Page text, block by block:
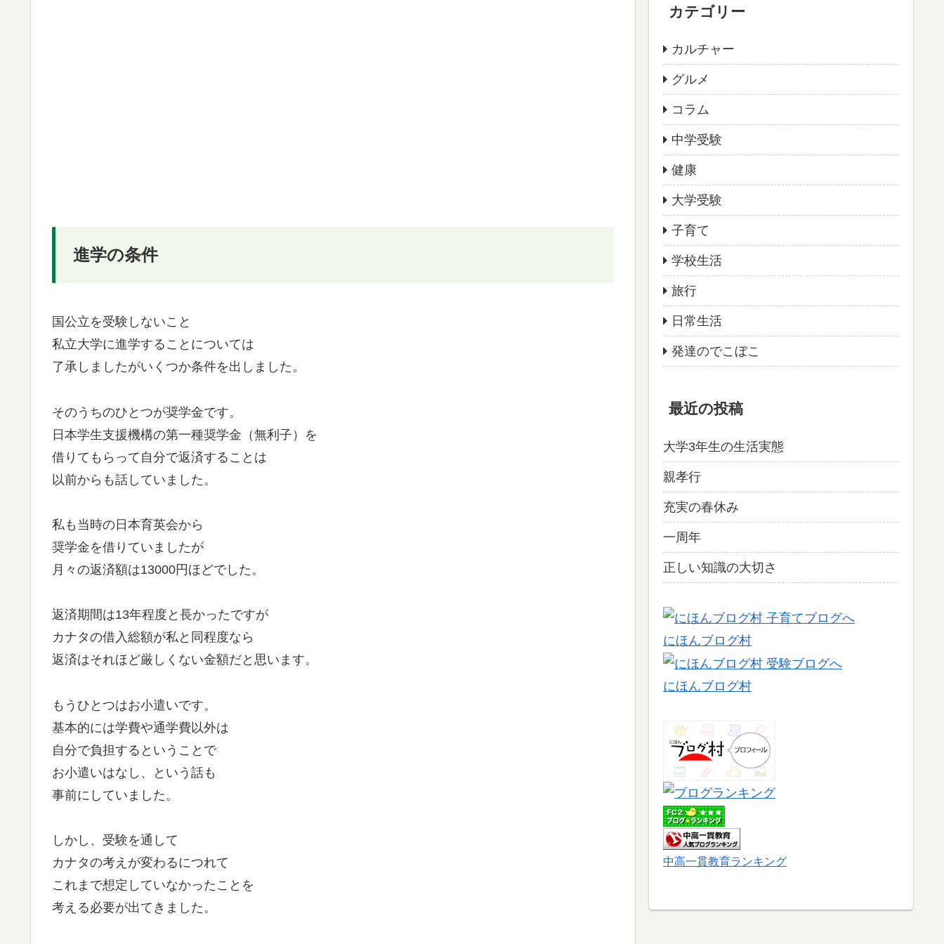
進学の条件
国公立を受験しないこと
私立大学に進学することについては
了承しましたがいくつか条件を出しました。
そのうちのひとつが奨学金です。
日本学生支援機構の第一種奨学金（無利子）を
借りてもらって自分で返済することは
以前からも話していました。
私も当時の日本育英会から
奨学金を借りていましたが
月々の返済額は13000円ほどでした。
返済期間は13年程度と長かったですが
カナタの借入総額が私と同程度なら
返済はそれほど厳しくない金額だと思います。
もうひとつはお小遣いです。
基本的には学費や通学費以外は
自分で負担するということで
お小遣いはなし、という話も
事前にしていました。
しかし、受験を通して
カナタの考えが変わるにつれて
これまで想定していなかったことを
考える必要が出てきました。
カテゴリー
カルチャー
グルメ
コラム
中学受験
健康
大学受験
子育て
学校生活
旅行
日常生活
発達のでこぼこ
最近の投稿
大学3年生の生活実態
親孝行
充実の春休み
一周年
正しい知識の大切さ
にほんブログ村
にほんブログ村
中高一貫教育ランキング